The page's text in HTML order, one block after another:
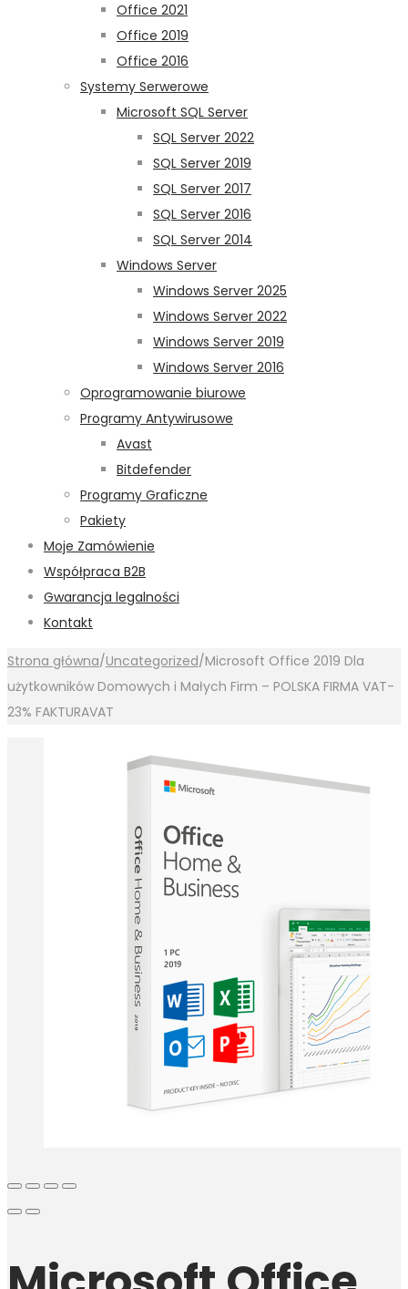
Office 2021
Office 2019
Office 2016
Systemy Serwerowe
Microsoft SQL Server
SQL Server 2022
SQL Server 2019
SQL Server 2017
SQL Server 2016
SQL Server 2014
Windows Server
Windows Server 2025
Windows Server 2022
Windows Server 2019
Windows Server 2016
Oprogramowanie biurowe
Programy Antywirusowe
Avast
Bitdefender
Programy Graficzne
Pakiety
Moje Zamówienie
Współpraca B2B
Gwarancja legalności
Kontakt
Strona główna/Uncategorized/Microsoft Office 2019 Dla
użytkowników Domowych i Małych Firm – POLSKA FIRMA VAT-
23% FAKTURAVAT